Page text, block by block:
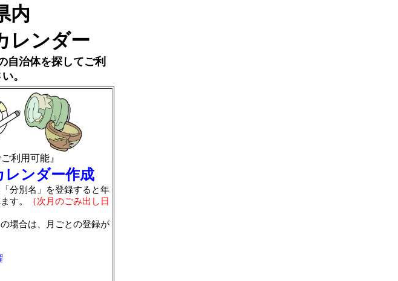
内
レンダー
自治体を探してご利
。
利用可能』
レンダー作成
分別名」を登録すると年
す。
（次月のごみ出し日
場合は、月ごとの登録が